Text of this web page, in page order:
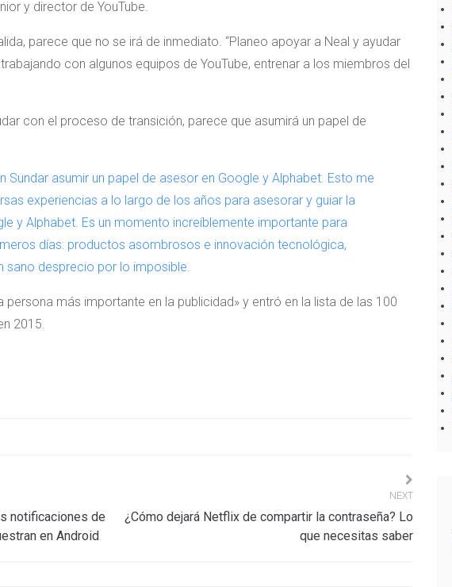
y director de YouTube.
parece que no se irá de inmediato. “Planeo apoyar a Neal y ayudar
con algunos equipos de YouTube, entrenar a los miembros del
con el proceso de transición, parece que asumirá un papel de
asumir un papel de asesor en Google y Alphabet. Esto me
experiencias a lo largo de los años para asesorar y guiar la
y Alphabet. Es un momento increíblemente importante para
días: productos asombrosos e innovación tecnológica,
sano desprecio por lo imposible.
persona más importante en la publicidad» y entró en la lista de las 100
2015.
notificaciones de
en Android
NEXT
¿Cómo dejará Netflix de compartir la contraseña? Lo
que necesitas saber